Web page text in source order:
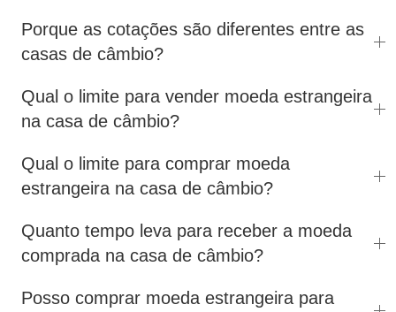
Porque as cotações são diferentes entre as
casas de câmbio?
Qual o limite para vender moeda estrangeira
na casa de câmbio?
Qual o limite para comprar moeda
estrangeira na casa de câmbio?
Quanto tempo leva para receber a moeda
comprada na casa de câmbio?
Posso comprar moeda estrangeira para